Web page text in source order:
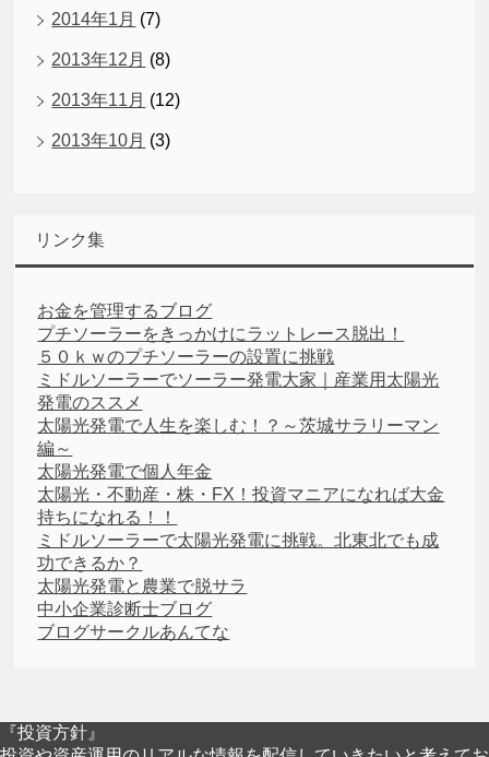
2014年1月 (7)
2013年12月 (8)
2013年11月 (12)
2013年10月 (3)
リンク集
お金を管理するブログ
プチソーラーをきっかけにラットレース脱出！
５０ｋｗのプチソーラーの設置に挑戦
ミドルソーラーでソーラー発電大家｜産業用太陽光
発電のススメ
太陽光発電で人生を楽しむ！？～茨城サラリーマン
編～
太陽光発電で個人年金
太陽光・不動産・株・FX！投資マニアになれば大金
持ちになれる！！
ミドルソーラーで太陽光発電に挑戦。北東北でも成
功できるか？
太陽光発電と農業で脱サラ
中小企業診断士ブログ
ブログサークルあんてな
『投資方針』